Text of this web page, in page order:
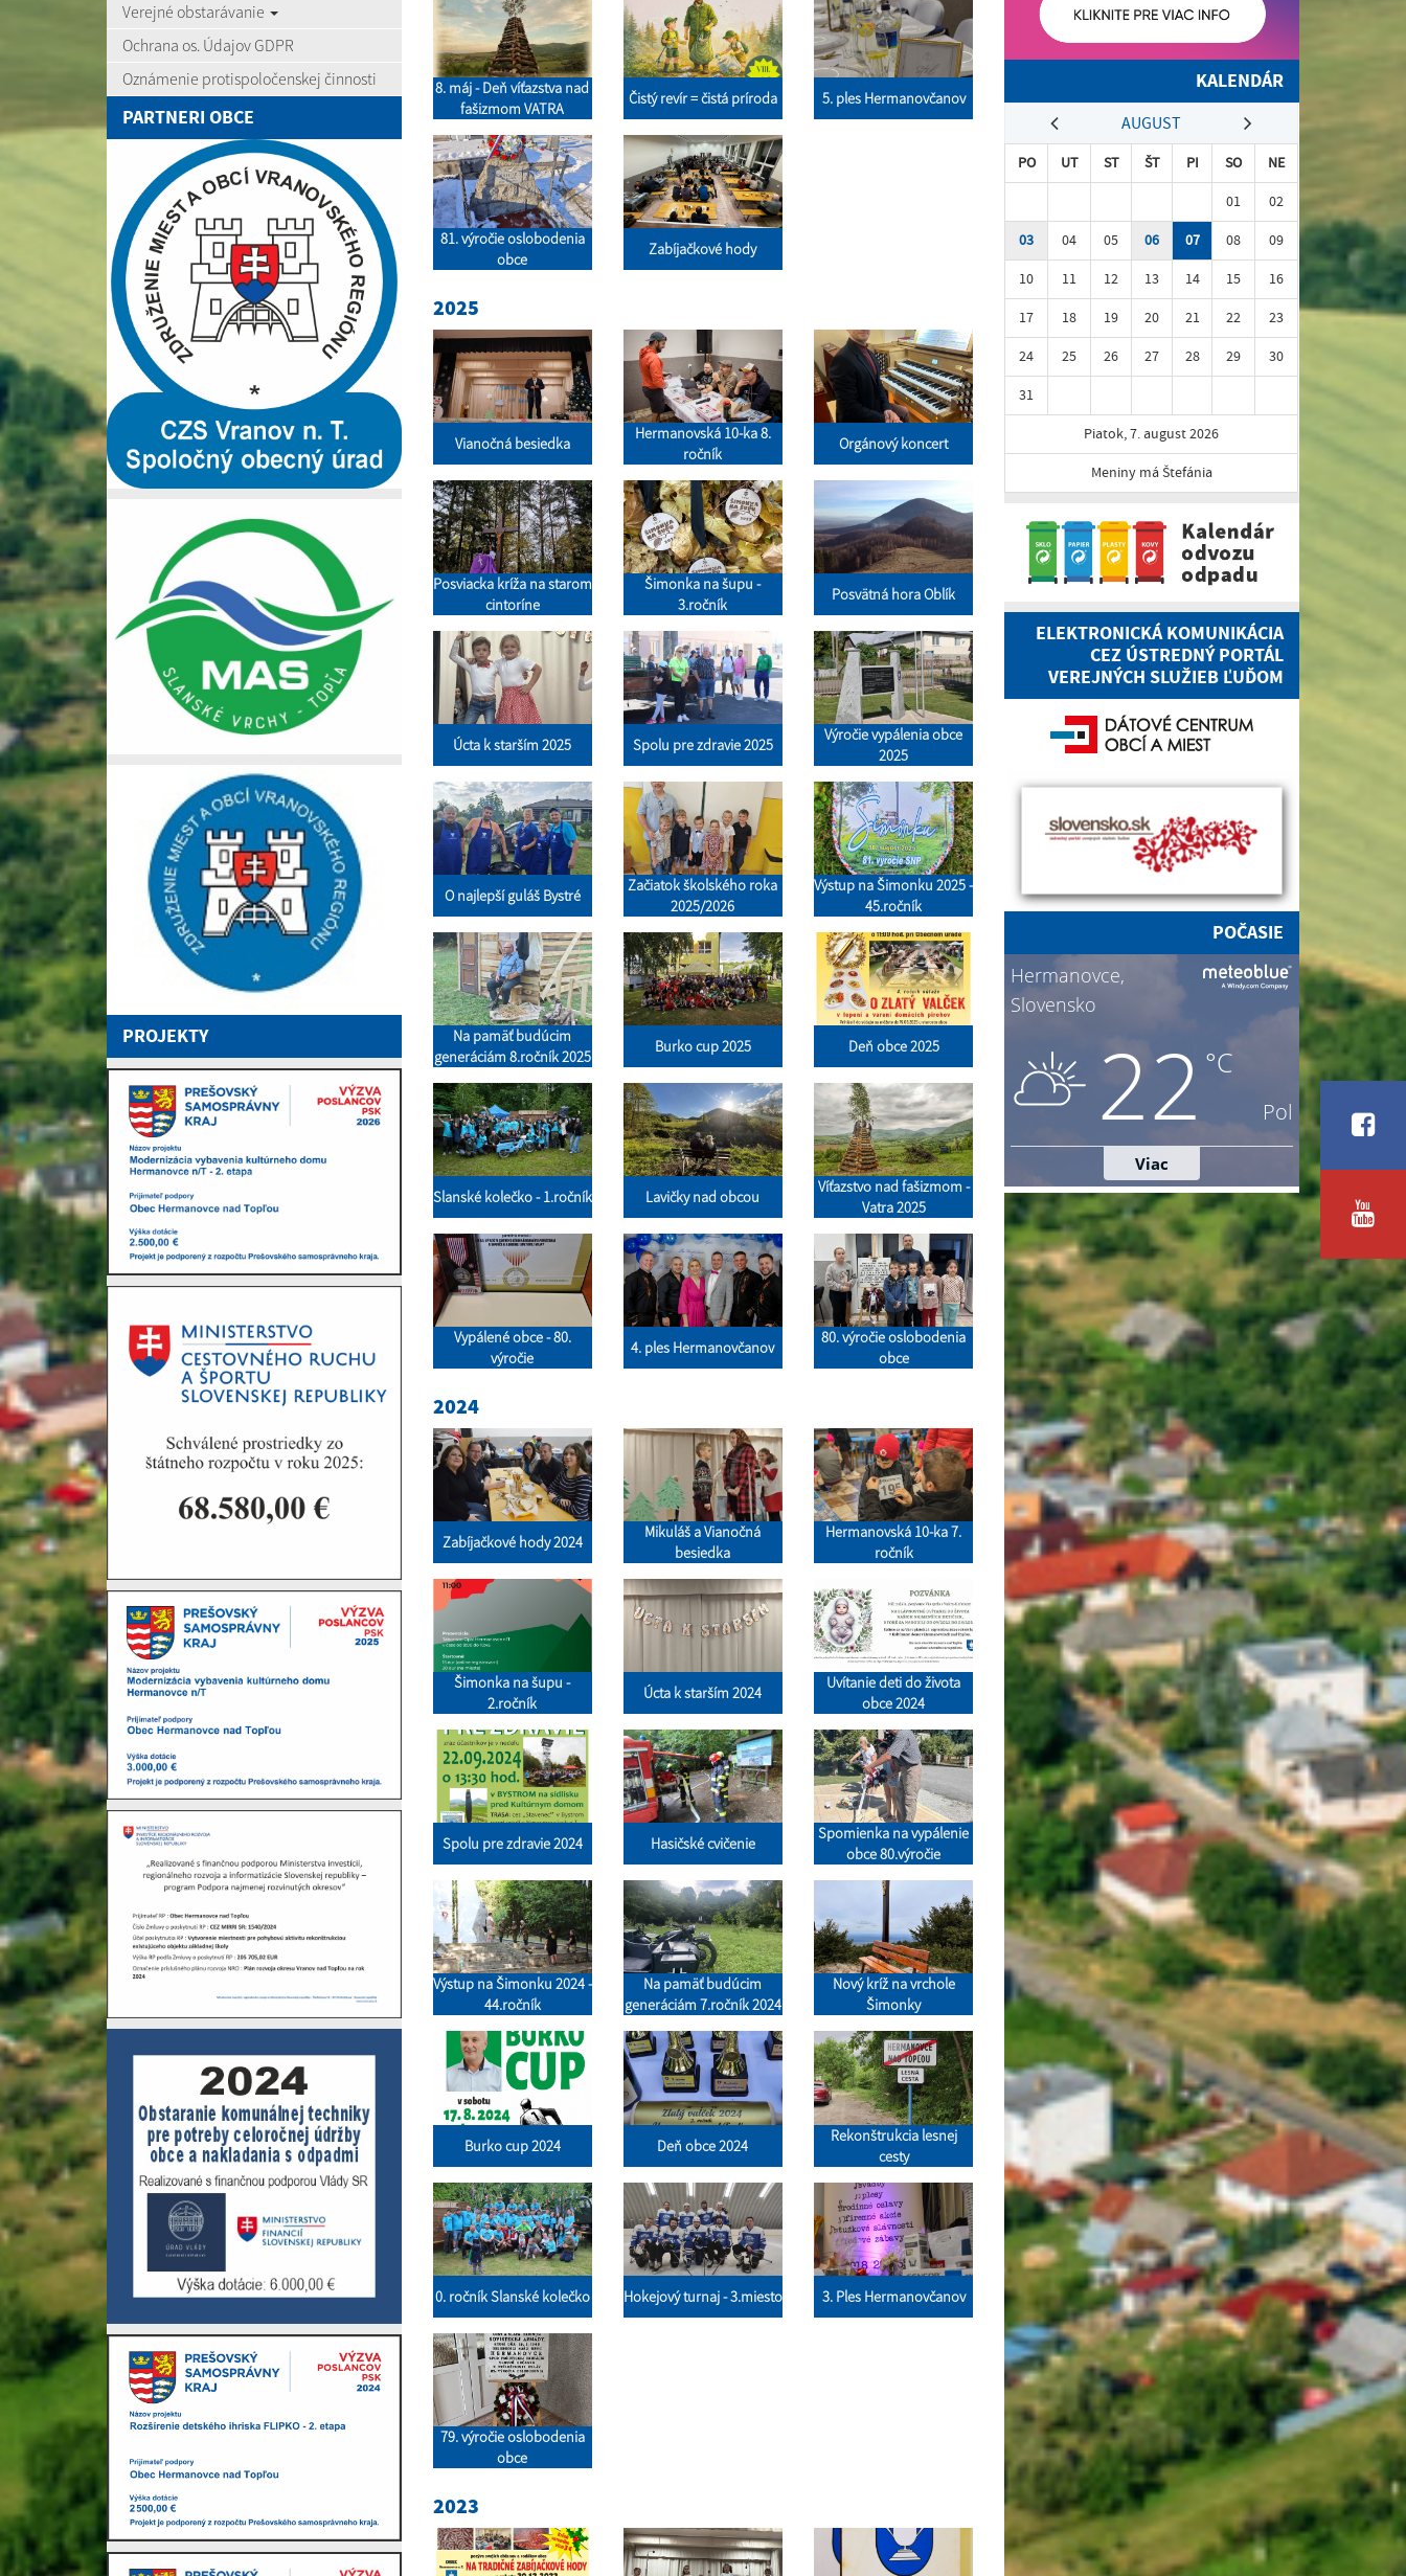
Verejné obstarávanie
Ochrana os. Údajov GDPR
Oznámenie protispoločenskej činnosti
PARTNERI OBCE
PROJEKTY
8. máj - Deň víťazstva nad
fašizmom VATRA
Čistý revír = čistá príroda 5. ples Hermanovčanov
81. výročie oslobodenia
obce
Zabíjačkové hody
2025
Vianočná besiedka
Hermanovská 10-ka 8.
ročník
Orgánový koncert
Posviacka kríža na starom
cintoríne
Šimonka na šupu -
3.ročník
Posvätná hora Oblík
Úcta k starším 2025 Spolu pre zdravie 2025
Výročie vypálenia obce
2025
O najlepší guláš Bystré
Začiatok školského roka
2025/2026
Výstup na Šimonku 2025 -
45.ročník
Na pamäť budúcim
generáciám 8.ročník 2025
Burko cup 2025 Deň obce 2025
Slanské kolečko - 1.ročník Lavičky nad obcou
Víťazstvo nad fašizmom -
Vatra 2025
Vypálené obce - 80.
výročie
4. ples Hermanovčanov
80. výročie oslobodenia
obce
2024
Zabíjačkové hody 2024
Mikuláš a Vianočná
besiedka
Hermanovská 10-ka 7.
ročník
Šimonka na šupu -
2.ročník
Úcta k starším 2024
Uvítanie deti do života
obce 2024
Spolu pre zdravie 2024 Hasičské cvičenie
Spomienka na vypálenie
obce 80.výročie
Výstup na Šimonku 2024 -
44.ročník
Na pamäť budúcim
generáciám 7.ročník 2024
Nový kríž na vrchole
Šimonky
Burko cup 2024 Deň obce 2024
Rekonštrukcia lesnej
cesty
0. ročník Slanské kolečko Hokejový turnaj - 3.miesto 3. Ples Hermanovčanov
79. výročie oslobodenia
obce
2023
KALENDÁR
AUGUST
PO UT ST ŠT PI SO
NE
01
02
03
04 05 06 07 08
09
10
11 12 13 14 15
16
17
18 19 20 21 22
23
24
25 26 27 28 29
30
31
Piatok, 7. august 2026
Meniny má Štefánia
ELEKTRONICKÁ KOMUNIKÁCIA
CEZ ÚSTREDNÝ PORTÁL
VEREJNÝCH SLUŽIEB ĽUĎOM
POČASIE